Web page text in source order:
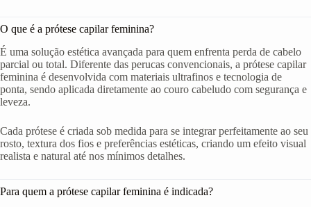
O que é a prótese capilar feminina?
É uma solução estética avançada para quem enfrenta perda de cabelo
parcial ou total. Diferente das perucas convencionais, a prótese capilar
feminina é desenvolvida com materiais ultrafinos e tecnologia de
ponta, sendo aplicada diretamente ao couro cabeludo com segurança e
leveza.
Cada prótese é criada sob medida para se integrar perfeitamente ao seu
rosto, textura dos fios e preferências estéticas, criando um efeito visual
realista e natural até nos mínimos detalhes.
Para quem a prótese capilar feminina é indicada?